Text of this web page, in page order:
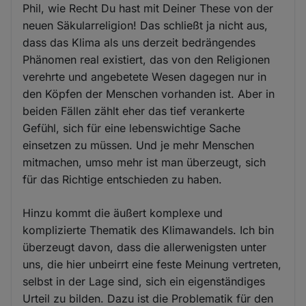
Phil, wie Recht Du hast mit Deiner These von der
neuen Säkularreligion! Das schließt ja nicht aus,
dass das Klima als uns derzeit bedrängendes
Phänomen real existiert, das von den Religionen
verehrte und angebetete Wesen dagegen nur in
den Köpfen der Menschen vorhanden ist. Aber in
beiden Fällen zählt eher das tief verankerte
Gefühl, sich für eine lebenswichtige Sache
einsetzen zu müssen. Und je mehr Menschen
mitmachen, umso mehr ist man überzeugt, sich
für das Richtige entschieden zu haben.
Hinzu kommt die äußert komplexe und
komplizierte Thematik des Klimawandels. Ich bin
überzeugt davon, dass die allerwenigsten unter
uns, die hier unbeirrt eine feste Meinung vertreten,
selbst in der Lage sind, sich ein eigenständiges
Urteil zu bilden. Dazu ist die Problematik für den